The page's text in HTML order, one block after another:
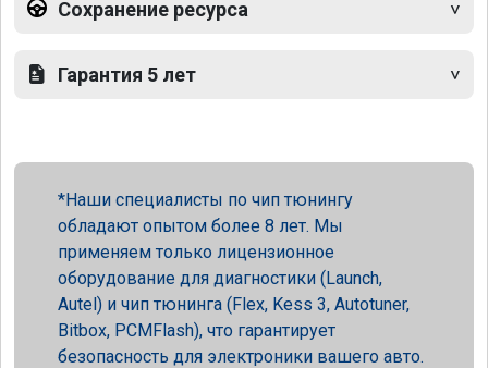
Сохранение ресурса
Гарантия 5 лет
Наши специалисты по чип тюнингу
обладают опытом более 8 лет. Мы
применяем только лицензионное
оборудование для диагностики (Launch,
Autel) и чип тюнинга (Flex, Kess 3, Autotuner,
Bitbox, PCMFlash), что гарантирует
безопасность для электроники вашего авто.